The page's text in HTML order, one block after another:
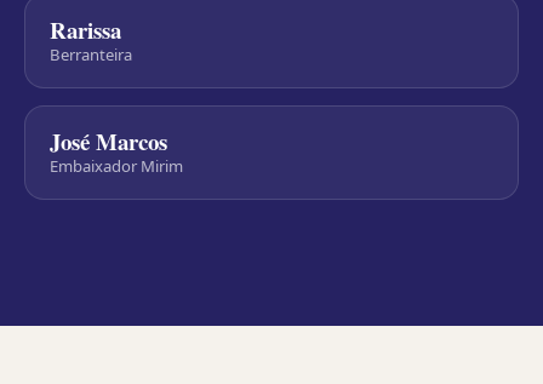
Rarissa
Berranteira
José Marcos
Embaixador Mirim